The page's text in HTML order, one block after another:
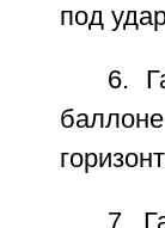
под
6.
7.